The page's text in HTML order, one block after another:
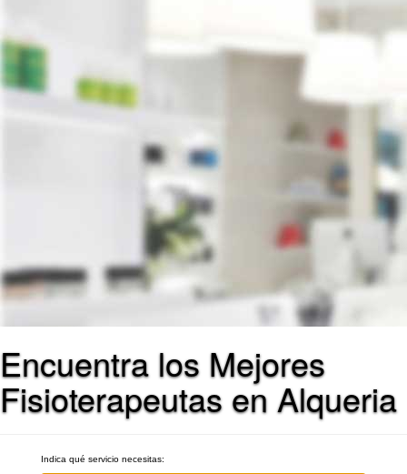
Encuentra los Mejores
Fisioterapeutas en Alqueria
Indica qué servicio necesitas: